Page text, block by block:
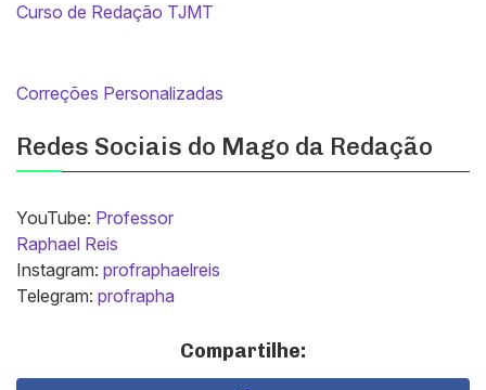
Curso de Redação TJMT
Correções Personalizadas
Redes Sociais do Mago da Redação
YouTube: Professor
Raphael Reis
Instagram: profraphaelreis
Telegram: profrapha
Compartilhe: